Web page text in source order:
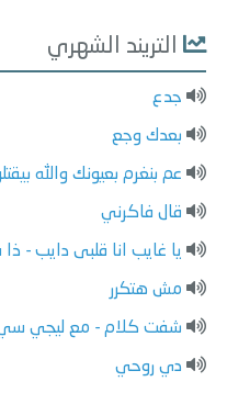
التريند الشهري
جدع
بعدك وجع
عم بنغرم بعيونك والله
قال فاكرني
يا غايب انا قلبى دايب - ذا
مش هتكرر
شفت كلام - مع ليجي
دي روحي